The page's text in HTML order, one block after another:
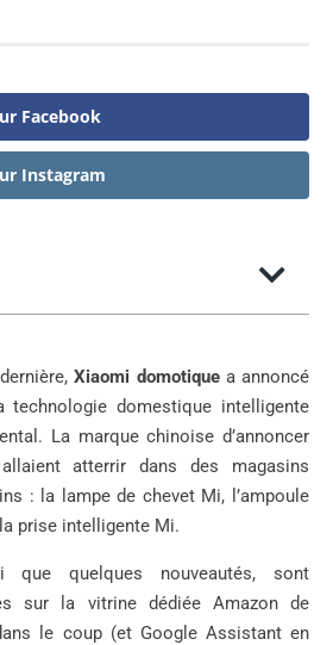
Facebook
Instagram
Xiaomi domotiquea annoncé
technologie domestique intelligente
La marque chinoise d’annoncer
atterrir dans des magasins
: la lampe de chevet Mi, l’ampoule
prise intelligente Mi.
que quelques nouveautés, sont
sur la vitrine dédiée Amazon de
le coup (et Google Assistant en